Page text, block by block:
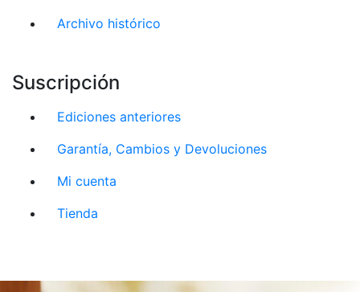
Archivo histórico
Suscripción
Ediciones anteriores
Garantía, Cambios y Devoluciones
Mi cuenta
Tienda